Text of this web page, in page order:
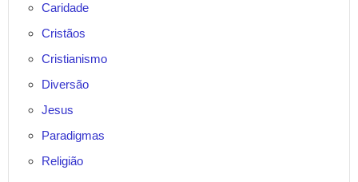
Caridade
Cristãos
Cristianismo
Diversão
Jesus
Paradigmas
Religião